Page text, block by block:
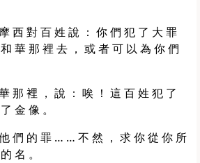
西 對 百 姓 說 ： 你 們 犯 了 大 罪
華 那 裡 去 ， 或 者 可 以 為 你 們
那 裡 ， 說 ： 唉 ！ 這 百 姓 犯 了
金 像 。
們 的 罪 … … 不 然 ， 求 你 從 你 所
名 。